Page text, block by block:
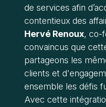
de services afin
contentieux des
Hervé Renoux, co-
convaincus que
partageons les
clients et
ensemble les défis
Avec cette